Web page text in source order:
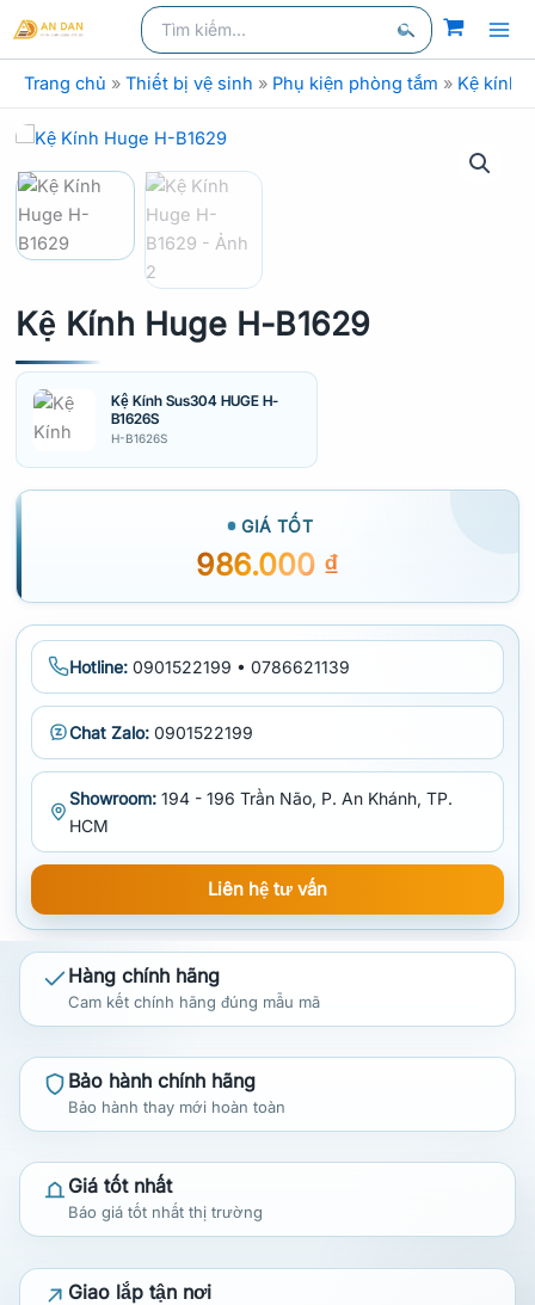
tới
Tìm
kiếm:
Tìm
kiếm
Trang chủ » Thiết bị vệ sinh » Phụ kiện phòng tắm » Kệ kính
Kệ Kính Huge H-B1629
Kệ Kính Sus304 HUGE H-
B1626S
H-B1626S
GIÁ TỐT
986.000 ₫
Hotline: 0901522199 • 0786621139
Chat Zalo: 0901522199
Showroom: 194 - 196 Trần Não, P. An Khánh, TP.
HCM
Liên hệ tư vấn
Hàng chính hãng
Cam kết chính hãng đúng mẫu mã
Bảo hành chính hãng
Bảo hành thay mới hoàn toàn
Giá tốt nhất
Báo giá tốt nhất thị trường
Giao lắp tận nơi